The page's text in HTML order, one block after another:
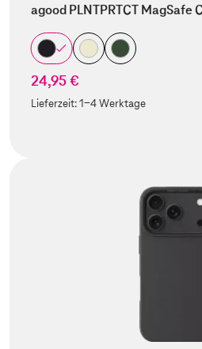
agood PLNTPRTCT MagSafe
24,95 €
Lieferzeit:1-4 Werktage